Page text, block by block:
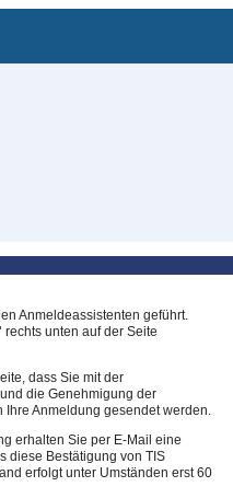
Anmeldeassistenten geführt.
rechts unten auf der Seite
dass Sie mit der
die Genehmigung der
Anmeldung gesendet werden.
erhalten Sie per E-Mail eine
diese Bestätigung von TIS
erfolgt unter Umständen erst 60